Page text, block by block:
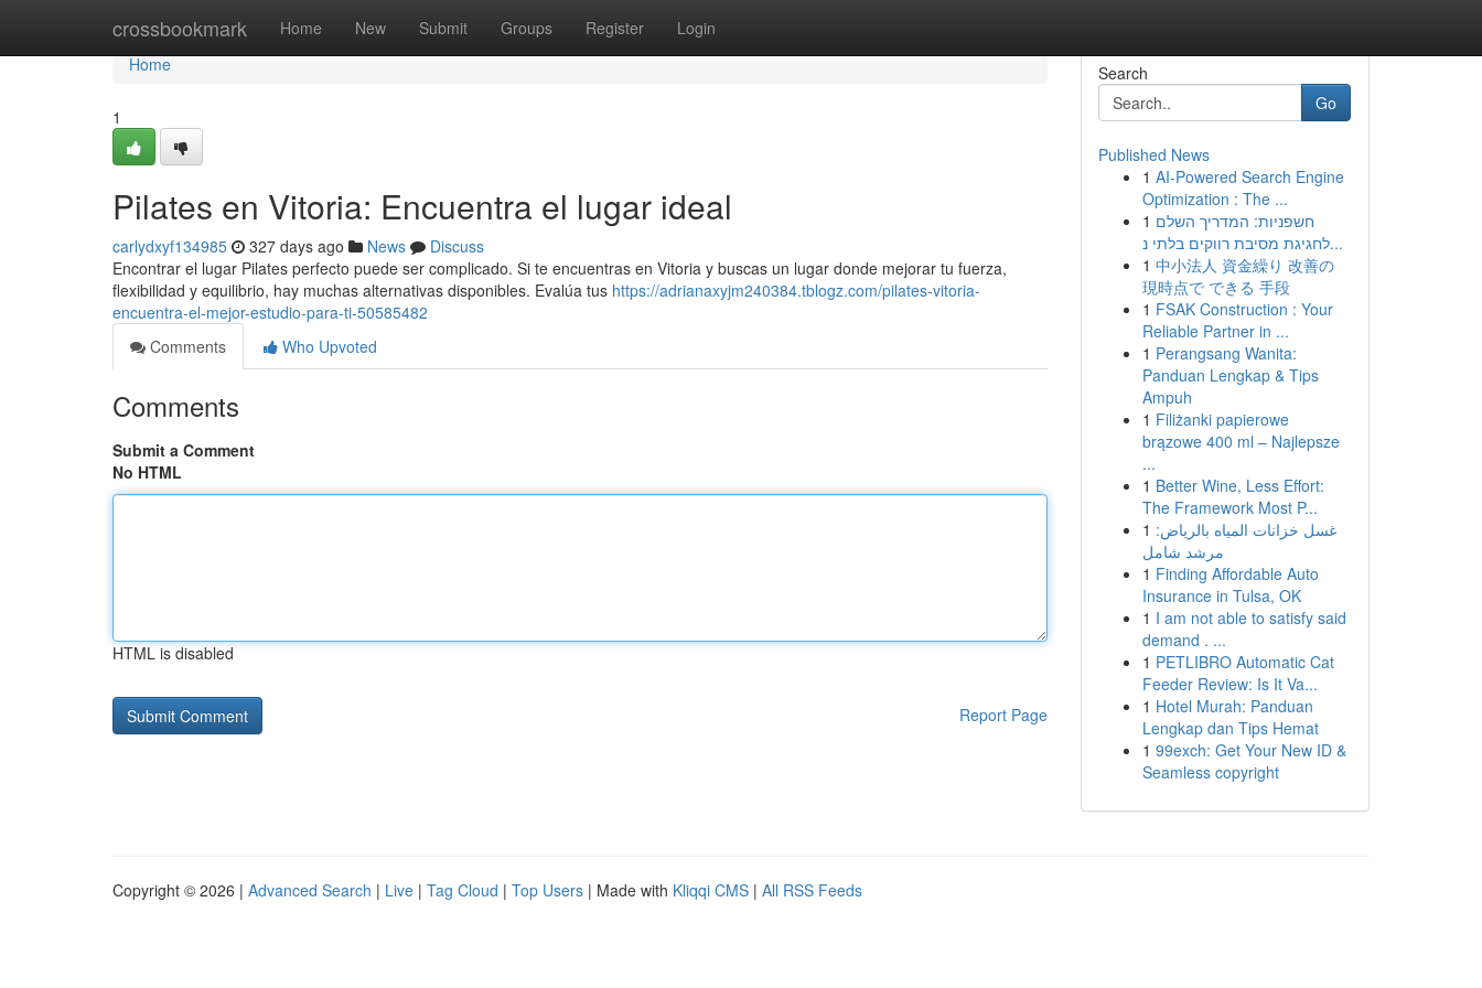
crossbookmark Home New Submit Groups Register Login
Home
Home
1
Pilates en Vitoria: Encuentra el lugar ideal
carlydxyf134985 327 days ago News
Discuss
Encontrar el lugar Pilates perfecto puede ser complicado. Si te encuentras en Vitoria y buscas un lugar donde mejorar tu fuerza,
flexibilidad y equilibrio, hay muchas alternativas disponibles. Evalúa tus https://adrianaxyjm240384.tblogz.com/pilates-vitoria-
encuentra-el-mejor-estudio-para-ti-50585482
Comments
Who Upvoted
Comments
Submit a Comment
No HTML
HTML is disabled
Report Page
Search
Go
Published News
1 AI-Powered Search Engine
Optimization : The ...
1 חשפניות: המדריך השלם
לחגיגת מסיבת רווקים בלתי נ...
1 中小法人 資金繰り 改善の
現時点で できる 手段
1 FSAK Construction : Your
Reliable Partner in ...
1 Perangsang Wanita:
Panduan Lengkap & Tips
Ampuh
1 Filiżanki papierowe
brązowe 400 ml – Najlepsze
...
1 Better Wine, Less Effort:
The Framework Most P...
1 غسل خزانات المياه بالرياض:
مرشد شامل
1 Finding Affordable Auto
Insurance in Tulsa, OK
1 I am not able to satisfy said
demand . ...
1 PETLIBRO Automatic Cat
Feeder Review: Is It Va...
1 Hotel Murah: Panduan
Lengkap dan Tips Hemat
1 99exch: Get Your New ID &
Seamless copyright
Copyright © 2026 | Advanced Search | Live | Tag Cloud | Top Users | Made with Kliqqi CMS | All RSS Feeds